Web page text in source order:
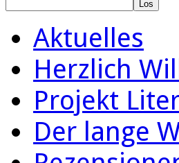
Aktuelles
Herzlich
Projekt
Der lange